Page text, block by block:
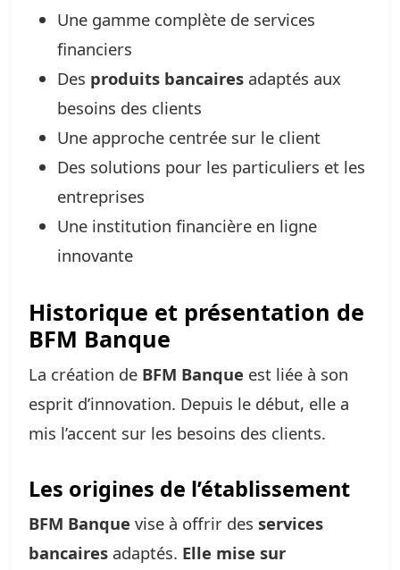
Une gamme complète de services
financiers
Des produits bancaires adaptés aux
besoins des clients
Une approche centrée sur le client
Des solutions pour les particuliers et les
entreprises
Une institution financière en ligne
innovante
Historique et présentation de
BFM Banque
La création de BFM Banque est liée à son
esprit d’innovation. Depuis le début, elle a
mis l’accent sur les besoins des clients.
Les origines de l’établissement
BFM Banque vise à offrir des services
bancaires adaptés. Elle mise sur